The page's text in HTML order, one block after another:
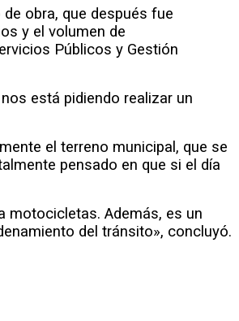
obra, que después fue
y el volumen de
Públicos y Gestión
está pidiendo realizar un
el terreno municipal, que se
pensado en que si el día
motocicletas. Además, es un
del tránsito», concluyó.